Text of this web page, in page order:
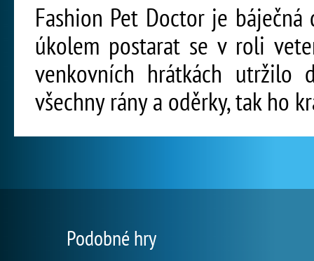
Fashion Pet Doctor je
úkolem postarat se v roli
venkovních hrátkách utržilo
všechny rány a oděrky, tak ho
Podobné hry